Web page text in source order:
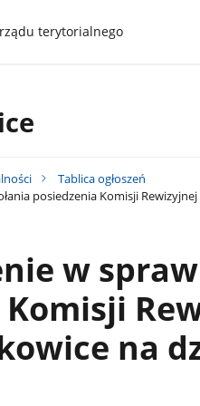
terytorialnego
Tablica ogłoszeń
posiedzenia Komisji
w
na